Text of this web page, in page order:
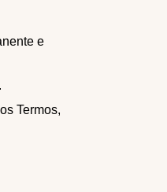
e
Termos,